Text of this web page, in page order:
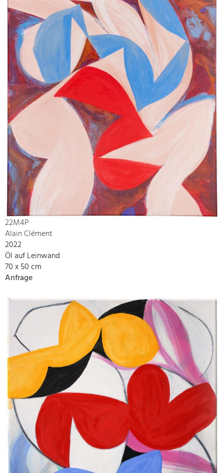
22M4P
Alain Clément
2022
Öl auf Leinwand
70 x 50 cm
Anfrage